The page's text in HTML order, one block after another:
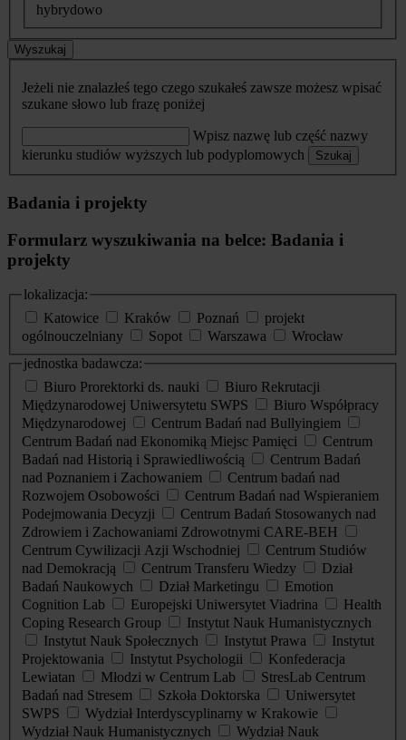
hybrydowo
Wyszukaj
Jeżeli nie znalazłeś tego czego szukałeś zawsze możesz wpisać
szukane słowo lub frazę poniżej
Wpisz nazwę lub część nazwy
kierunku studiów wyższych lub podyplomowych
Szukaj
Badania i projekty
Formularz wyszukiwania na belce: Badania i
projekty
lokalizacja:
Katowice
Kraków Poznań
projekt
ogólnouczelniany
Sopot Warszawa
Wrocław
jednostka badawcza:
Biuro Prorektorki ds. nauki
Biuro Rekrutacji
Międzynarodowej Uniwersytetu SWPS
Biuro Współpracy
Międzynarodowej
Centrum Badań nad Bullyingiem
Centrum Badań nad Ekonomiką Miejsc Pamięci
Centrum
Badań nad Historią i Sprawiedliwością
Centrum Badań
nad Poznaniem i Zachowaniem
Centrum badań nad
Rozwojem Osobowości
Centrum Badań nad Wspieraniem
Podejmowania Decyzji
Centrum Badań Stosowanych nad
Zdrowiem i Zachowaniami Zdrowotnymi CARE-BEH
Centrum Cywilizacji Azji Wschodniej
Centrum Studiów
nad Demokracją
Centrum Transferu Wiedzy
Dział
Badań Naukowych
Dział Marketingu
Emotion
Cognition Lab
Europejski Uniwersytet Viadrina
Health
Coping Research Group
Instytut Nauk Humanistycznych
Instytut Nauk Społecznych
Instytut Prawa
Instytut
Projektowania
Instytut Psychologii
Konfederacja
Lewiatan
Młodzi w Centrum Lab
StresLab Centrum
Badań nad Stresem
Szkoła Doktorska
Uniwersytet
SWPS
Wydział Interdyscyplinarny w Krakowie
Wydział Nauk Humanistycznych
Wydział Nauk